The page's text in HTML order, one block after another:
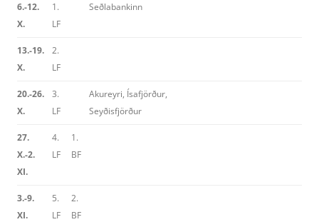
6.-12.
X.
1.
LF
Seðlabankinn
13.-19.
X.
2.
LF
20.-26.
X.
3.
LF
Akureyri, Ísafjörður,
Seyðisfjörður
27.
X.-2.
XI.
4.
LF
1.
BF
3.-9.
XI.
5.
LF
2.
BF